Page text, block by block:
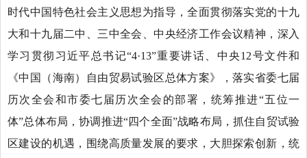
时代中国特色社会主义思想为指导，全面贯彻落实党的十九
大和十九届二中、三中全会、中央经济工作会议精神，深入
学习贯彻习近平总书记“4·13”重要讲话、中央12号文件和
《中国（海南）自由贸易试验区总体方案》，落实省委七届
历次全会和市委七届历次全会的部署，统筹推进“五位一
体”总体布局，协调推进“四个全面”战略布局，抓住自贸试验
区建设的机遇，围绕高质量发展的要求，大胆探索创新，统